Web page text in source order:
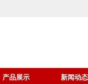
产品展示 新闻动态